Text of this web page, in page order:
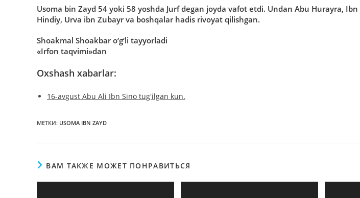
Usoma bin Zayd 54 yoki 58 yoshda Jurf degan joyda vafot etdi. Undan Abu Hurayra,
Hindiy, Urva ibn Zubayr va boshqalar hadis rivoyat qilishgan.
Shoakmal Shoakbar o‘g‘li tayyorladi
«Irfon taqvimi»dan
Oxshash xabarlar:
16-avgust Abu Ali Ibn Sino tug'ilgan kun.
МЕТКИ: USOMA IBN ZAYD
ВАМ ТАКЖЕ МОЖЕТ ПОНРАВИТЬСЯ